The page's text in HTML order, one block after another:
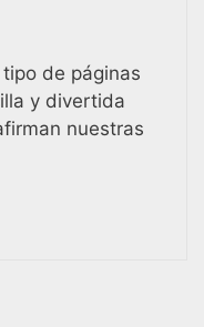
de páginas
y divertida
nuestras